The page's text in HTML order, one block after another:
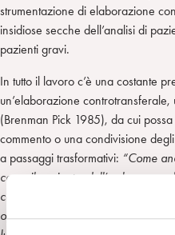
strumentazione di elaborazione
insidiose secche dell’analisi di
pazienti gravi.
In tutto il lavoro c’è una costante
un’elaborazione controtransferale,
(Brenman Pick 1985), da cui
commento o una condivisione
a passaggi trasformativi: “Come
come il paziente, dall’ombra cupa
ce la farai mai’ e,
oppresso da angosce di